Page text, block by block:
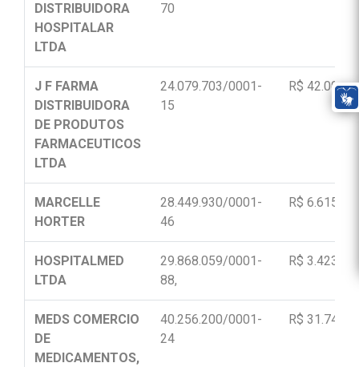
DISTRIBUIDORA
HOSPITALAR
LTDA
70
J F FARMA
DISTRIBUIDORA
DE PRODUTOS
FARMACEUTICOS
LTDA
24.079.703/0001-
15
R$
MARCELLE
HORTER
28.449.930/0001-
46
R$ 6.615,00
HOSPITALMED
LTDA
29.868.059/0001-
88,
R$ 3.423,00
MEDS COMERCIO
DE
MEDICAMENTOS,
40.256.200/0001-
24
R$